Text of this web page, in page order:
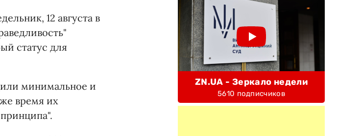
12 августа в
статус для
минимальное и
время их
ZN.UA - Зеркало недели
5610 подписчиков